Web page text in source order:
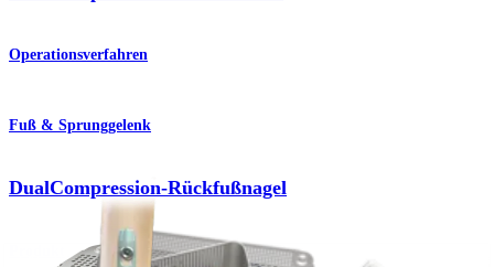
Operationsverfahren
Fuß & Sprunggelenk
DualCompression-Rückfußnagel